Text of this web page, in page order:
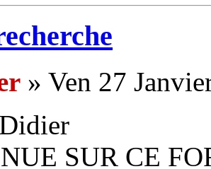
» Ven 27
SUR CE